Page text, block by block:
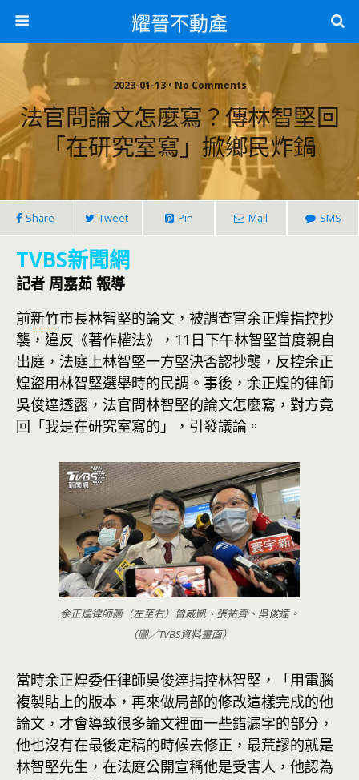
耀晉不動產
2023-01-13 • No Comments
法官問論文怎麼寫？傳林智堅回
「在研究室寫」掀鄉民炸鍋
Share Tweet Pin Mail SMS
TVBS新聞網
記者 周嘉茹 報導
前新竹市長林智堅的論文，被調查官余正煌指控抄
襲，違反《著作權法》，11日下午林智堅首度親自
出庭，法庭上林智堅一方堅決否認抄襲，反控余正
煌盜用林智堅選舉時的民調。事後，余正煌的律師
吳俊達透露，法官問林智堅的論文怎麼寫，對方竟
回「我是在研究室寫的」，引發議論。
余正煌律師團（左至右）曾威凱、張祐齊、吳俊達。
（圖／TVBS資料畫面）
當時余正煌委任律師吳俊達指控林智堅，「用電腦
複製貼上的版本，再來做局部的修改這樣完成的他
論文，才會導致很多論文裡面一些錯漏字的部分，
他也沒有在最後定稿的時候去修正，最荒謬的就是
林智堅先生，在法庭公開宣稱他是受害人，他認為